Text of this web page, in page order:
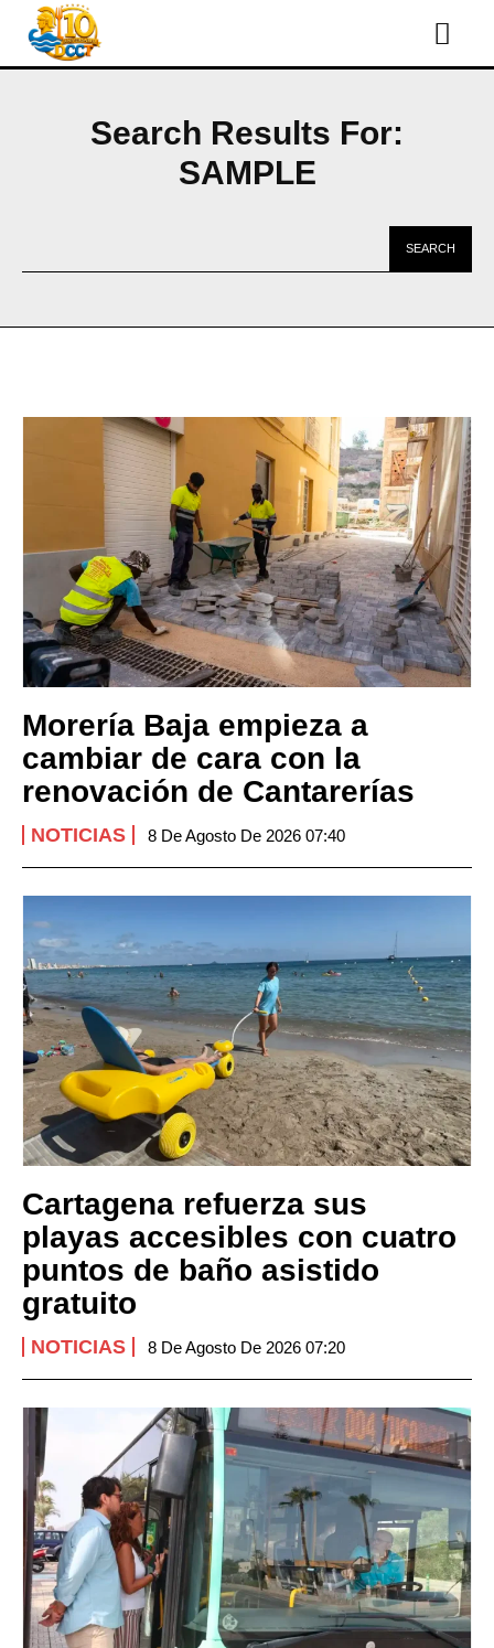
Search Results For:
SAMPLE
SEARCH
Morería Baja empieza a
cambiar de cara con la
renovación de Cantarerías
NOTICIAS 8 De Agosto De 2026 07:40
Cartagena refuerza sus
playas accesibles con cuatro
puntos de baño asistido
gratuito
NOTICIAS 8 De Agosto De 2026 07:20